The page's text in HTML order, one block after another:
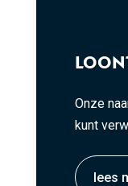
Onze
kunt
lees